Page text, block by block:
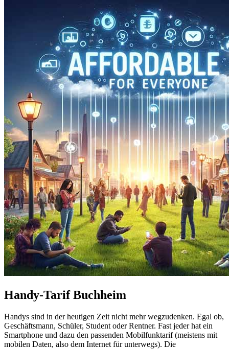
Handy-Tarif Buchheim
Handys sind in der heutigen Zeit nicht mehr wegzudenken. Egal ob,
Geschäftsmann, Schüler, Student oder Rentner. Fast jeder hat ein
Smartphone und dazu den passenden Mobilfunktarif (meistens mit
mobilen Daten, also dem Internet für unterwegs). Die